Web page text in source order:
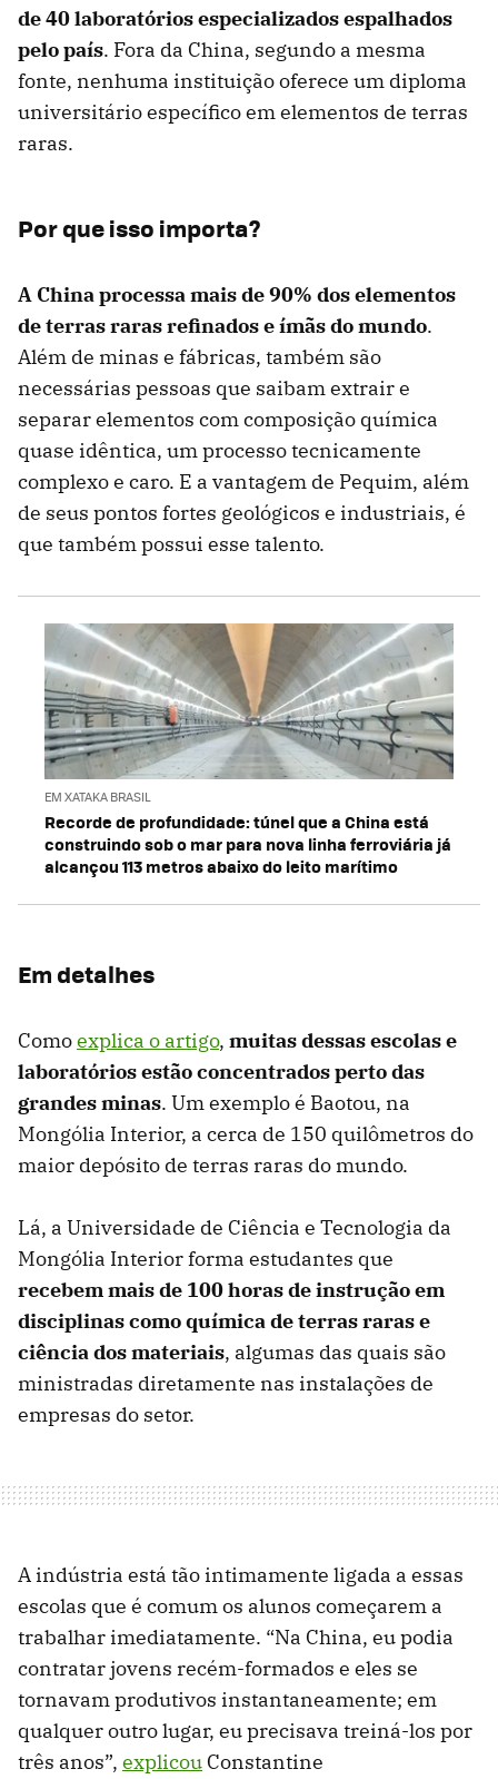
de 40 laboratórios especializados espalhados
pelo país. Fora da China, segundo a mesma
fonte, nenhuma instituição oferece um diploma
universitário específico em elementos de terras
raras.
Por que isso importa?
A China processa mais de 90% dos elementos
de terras raras refinados e ímãs do mundo.
Além de minas e fábricas, também são
necessárias pessoas que saibam extrair e
separar elementos com composição química
quase idêntica, um processo tecnicamente
complexo e caro. E a vantagem de Pequim, além
de seus pontos fortes geológicos e industriais, é
que também possui esse talento.
EM XATAKA BRASIL
Recorde de profundidade: túnel que a China está
construindo sob o mar para nova linha ferroviária já
alcançou 113 metros abaixo do leito marítimo
Em detalhes
Comoexplica o artigo, muitas dessas escolas e
laboratórios estão concentrados perto das
grandes minas. Um exemplo é Baotou, na
Mongólia Interior, a cerca de 150 quilômetros do
maior depósito de terras raras do mundo.
Lá, a Universidade de Ciência e Tecnologia da
Mongólia Interior forma estudantes que
recebem mais de 100 horas de instrução em
disciplinas como química de terras raras e
ciência dos materiais, algumas das quais são
ministradas diretamente nas instalações de
empresas do setor.
A indústria está tão intimamente ligada a essas
escolas que é comum os alunos começarem a
trabalhar imediatamente. “Na China, eu podia
contratar jovens recém-formados e eles se
tornavam produtivos instantaneamente; em
qualquer outro lugar, eu precisava treiná-los por
três anos”, explicou Constantine